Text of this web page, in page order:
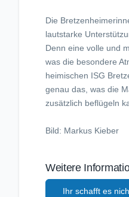
Die
lautstarke
Denn eine volle und
was die besondere
heimischen ISG
genau das, was die
zusätzlich beflügeln
Bild: Markus Kieber
Weitere
Ihr schafft es